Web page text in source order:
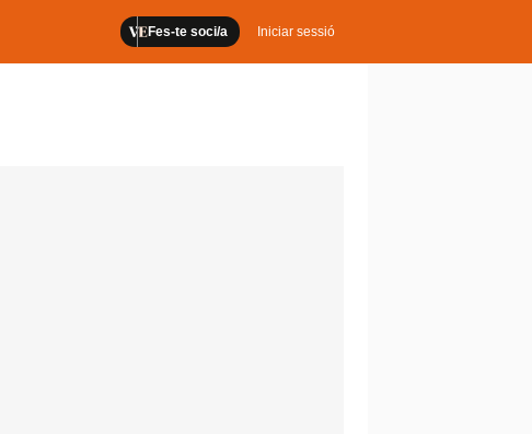
Fes-te soci/a Iniciar sessió